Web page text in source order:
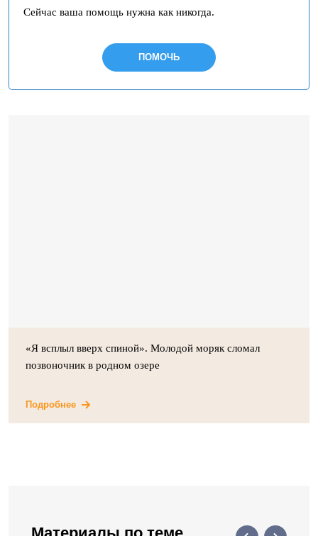
Сейчас ваша помощь нужна как никогда.
ПОМОЧЬ
«Я всплыл вверх спиной». Молодой моряк сломал
позвоночник в родном озере
Подробнее